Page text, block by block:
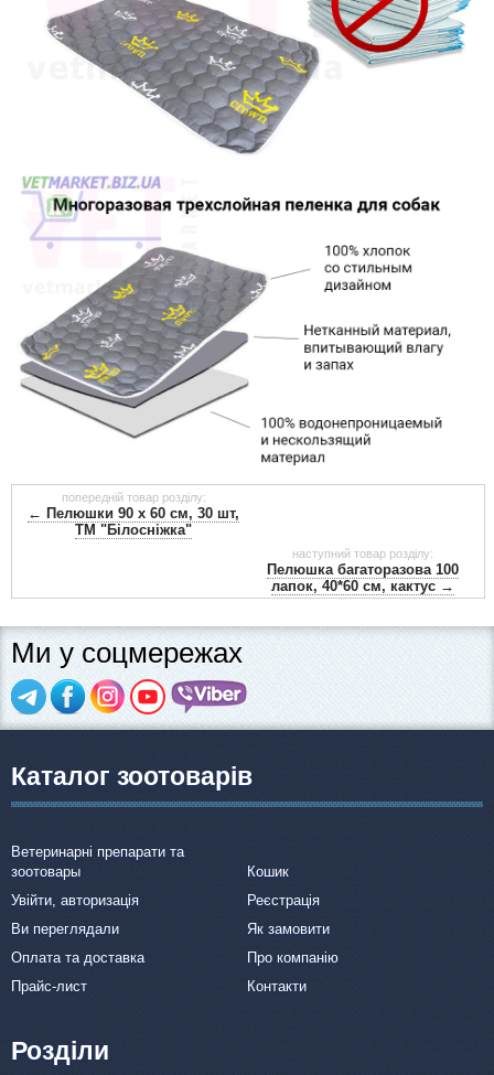
попередній товар розділу:
← Пелюшки 90 х 60 см, 30 шт,
ТМ "Білосніжка"
наступний товар розділу:
Пелюшка багаторазова 100
лапок, 40*60 см, кактус →
Ми у соцмережах
Каталог зоотоварів
Ветеринарні препарати та
зоотовары
Кошик
Увійти, авторизація
Реєстрація
Ви переглядали
Як замовити
Оплата та доставка
Про компанію
Прайс-лист
Контакти
Розділи